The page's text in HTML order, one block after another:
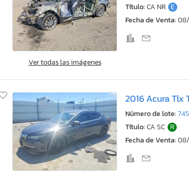
Ver todas las imágenes
Título:CA NR E
Fecha de Venta:
2016 Acura Tlx
Número de lote:
Título:CA SC R
Fecha de Venta: